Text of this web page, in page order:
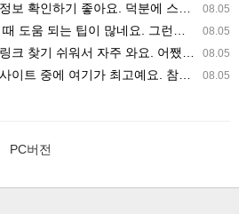
08.05
에 스포츠중계는 합법적인 경로로만 시청하려 해요. 좋은 정보…
08.05
그런데 해외축구중계도 정식 서비스로 봐야 안전해요. 다음…
08.05
. 어쨌든 축구무료중계도 합법적인 곳에서 봐야 마음 편해요.…
08.05
요. 참고로 축구무료중계도 합법적인 곳에서 봐야 마음 편해요.…
PC버전